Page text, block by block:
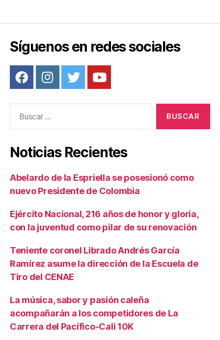
o
k
tir
Síguenos en redes sociales
Noticias Recientes
Abelardo de la Espriella se posesionó como
nuevo Presidente de Colombia
Ejército Nacional, 216 años de honor y gloria,
con la juventud como pilar de su renovación
Teniente coronel Librado Andrés García
Ramírez asume la dirección de la Escuela de
Tiro del CENAE
La música, sabor y pasión caleña
acompañarán a los competidores de La
Carrera del Pacífico-Cali 10K